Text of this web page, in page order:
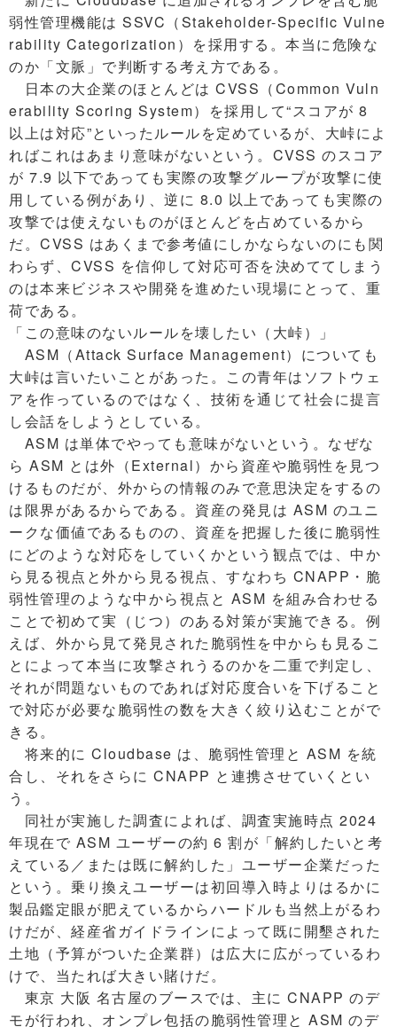
弱性管理機能は SSVC（Stakeholder-Specific Vulne
rability Categorization）を採用する。本当に危険な
のか「文脈」で判断する考え方である。
日本の大企業のほとんどは CVSS（Common Vuln
erability Scoring System）を採用して“スコアが 8
以上は対応”といったルールを定めているが、大峠によ
ればこれはあまり意味がないという。CVSS のスコア
が 7.9 以下であっても実際の攻撃グループが攻撃に使
用している例があり、逆に 8.0 以上であっても実際の
攻撃では使えないものがほとんどを占めているから
だ。CVSS はあくまで参考値にしかならないのにも関
わらず、CVSS を信仰して対応可否を決めててしまう
のは本来ビジネスや開発を進めたい現場にとって、重
荷である。
「この意味のないルールを壊したい（大峠）」
ASM（Attack Surface Management）についても
大峠は言いたいことがあった。この青年はソフトウェ
アを作っているのではなく、技術を通じて社会に提言
し会話をしようとしている。
ASM は単体でやっても意味がないという。なぜな
ら ASM とは外（External）から資産や脆弱性を見つ
けるものだが、外からの情報のみで意思決定をするの
は限界があるからである。資産の発見は ASM のユニ
ークな価値であるものの、資産を把握した後に脆弱性
にどのような対応をしていくかという観点では、中か
ら見る視点と外から見る視点、すなわち CNAPP・脆
弱性管理のような中から視点と ASM を組み合わせる
ことで初めて実（じつ）のある対策が実施できる。例
えば、外から見て発見された脆弱性を中からも見るこ
とによって本当に攻撃されうるのかを二重で判定し、
それが問題ないものであれば対応度合いを下げること
で対応が必要な脆弱性の数を大きく絞り込むことがで
きる。
将来的に Cloudbase は、脆弱性管理と ASM を統
合し、それをさらに CNAPP と連携させていくとい
う。
同社が実施した調査によれば、調査実施時点 2024
年現在で ASM ユーザーの約 6 割が「解約したいと考
えている／または既に解約した」ユーザー企業だった
という。乗り換えユーザーは初回導入時よりはるかに
製品鑑定眼が肥えているからハードルも当然上がるわ
けだが、経産省ガイドラインによって既に開墾された
土地（予算がついた企業群）は広大に広がっているわ
けで、当たれば大きい賭けだ。
東京 大阪 名古屋のブースでは、主に CNAPP のデ
モが行われ、オンプレ包括の脆弱性管理と ASM のデ